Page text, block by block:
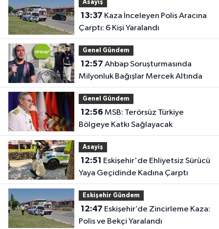
Asayiş
13:37
Çarptı: 6 Kişi Yaralandı
Genel Gündem
12:57
Milyonluk Bağışlar Mercek Altında
Genel Gündem
12:56
Bölgeye Katkı Sağlayacak
Asayiş
12:51
Yaya Geçidinde Kadına Çarptı
Eskişehir Gündem
12:47
Polis ve Bekçi Yaralandı